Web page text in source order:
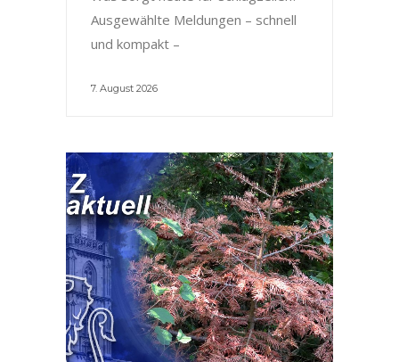
Ausgewählte Meldungen – schnell
und kompakt –
7. August 2026